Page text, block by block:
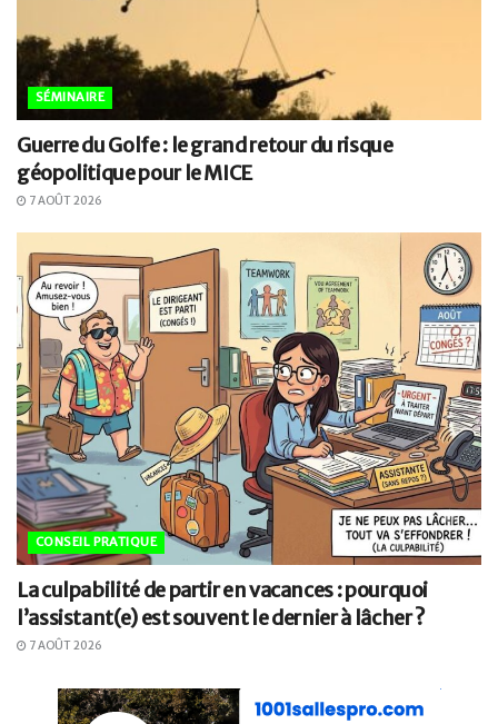
SÉMINAIRE
Guerre du Golfe : le grand retour du risque
géopolitique pour le MICE
7 AOÛT 2026
CONSEIL PRATIQUE
La culpabilité de partir en vacances : pourquoi
l’assistant(e) est souvent le dernier à lâcher ?
7 AOÛT 2026